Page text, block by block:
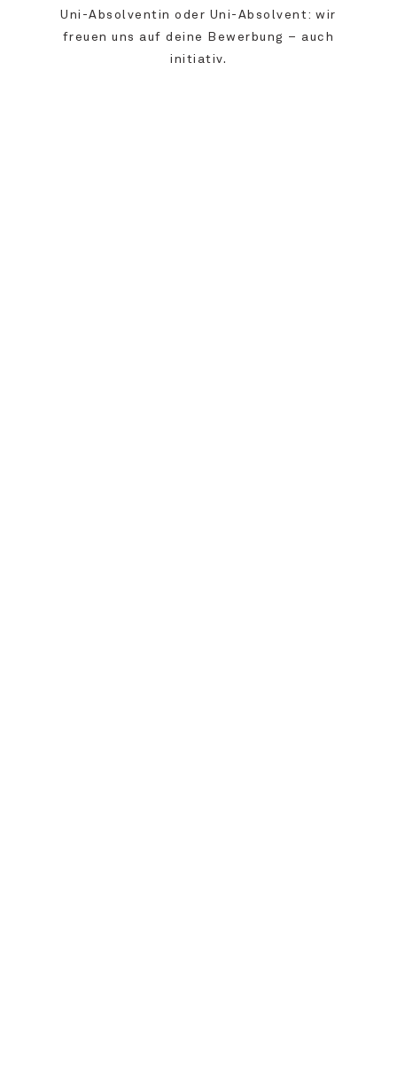
Uni-Absolventin oder Uni-Absolvent: wir
freuen uns auf deine Bewerbung – auch
initiativ.